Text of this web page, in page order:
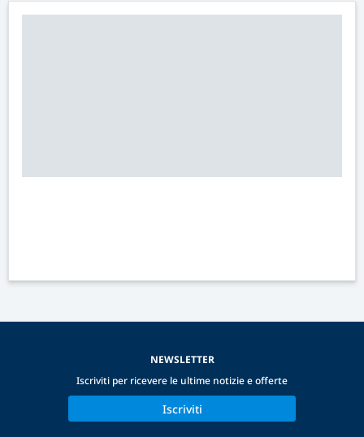
NEWSLETTER
Iscriviti per ricevere le ultime notizie e offerte
Iscriviti